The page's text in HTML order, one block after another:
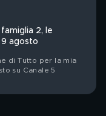
2, le
agosto
di Tutto per la mia
su Canale 5